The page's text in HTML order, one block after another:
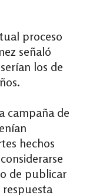
proceso
señaló
los de
campaña de
hechos
de publicar